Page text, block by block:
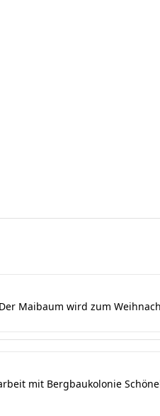
Maibaum wird zum
mit Bergbaukolonie